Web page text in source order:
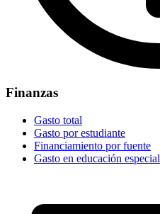
Finanzas
Gasto total
Gasto por estudiante
Financiamiento por fuente
Gasto en educación especial